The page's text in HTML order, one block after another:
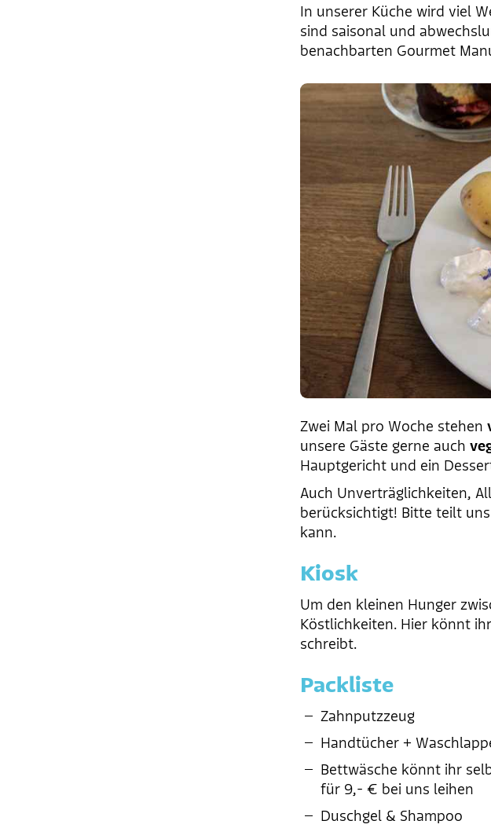
In unserer Küche wird viel
sind saisonal und
benachbarten Gourmet
Zwei Mal pro Woche stehen
unsere Gäste gerne auch
Hauptgericht und ein
Auch Unverträglichkeiten,
berücksichtigt! Bitte teilt
kann.
Kiosk
Um den kleinen Hunger
Köstlichkeiten. Hier könnt
schreibt.
Packliste
Zahnputzzeug
Handtücher +
Bettwäsche könnt ihr
für 9,- € bei uns leihen
Duschgel & Shampoo